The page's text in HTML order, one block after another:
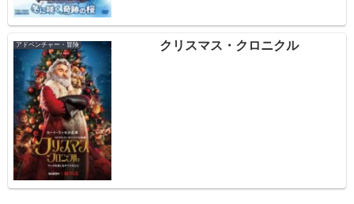
アドベンチャー・冒険 クリスマス・クロニクル